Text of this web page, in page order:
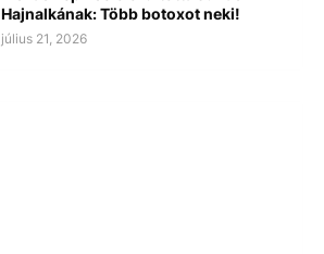
Hajnalkának: Több botoxot neki!
július 21, 2026